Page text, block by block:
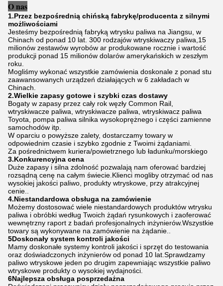
O nas
1.Przez bezpośrednią chińską fabrykę/producenta z silnymi
możliwościami
Jesteśmy bezpośrednią fabryką wtrysku paliwa na Jiangsu, w
Chinach od ponad 10 lat. 300 rodzajów wtryskiwaczy paliwa,15
milionów zestawów wyrobów ar produkowane rocznie i wartość
produkcji ponad 15 milionów dolarów amerykańskich w zeszłym
roku.
Mogliśmy wykonać wszystkie zamówienia doskonale z ponad stu
zaawansowanych urządzeń działających w 6 zakładach w
Chinach.
2.Wielkie zapasy gotowe i szybki czas dostawy
Bogaty w zapasy przez cały rok węzły Common Rail,
wtryskiwacze paliwa, wtryskiwacze paliwa, wtryskiwacz paliwa
Toyota, pompa paliwa silnika wysokoprężnego i części zamienne
samochodów itp.
W oparciu o powyższe zalety, dostarczamy towary w
odpowiednim czasie i szybko zgodnie z Twoimi żądaniami.
Za pośrednictwem kuriera/powietrznego lub ładunku/morskiego
3.Konkurencyjna cena
Duże zapasy i silna zdolność pozwalają nam oferować bardziej
rozsądną cenę na całym świecie.Klienci mogliby otrzymać od nas
wysokiej jakości paliwo, produkty wtryskowe, przy atrakcyjnej
cenie..
4.Niestandardowa obsługa na zamówienie
Możemy dostosować wiele niestandardowych produktów wtrysku
paliwa i obróbki według Twoich żądań rysunkowych i zaoferować
wewnętrzny raport z badań profesjonalnych inżynierów.Wszystkie
towary są wykonywane na zamówienie na żądanie..
5Doskonały system kontroli jakości
Mamy doskonałe systemy kontroli jakości i sprzęt do testowania
oraz doświadczonych inżynierów od ponad 10 lat.Sprawdzamy
paliwo wtryskowe jeden po drugim zapewniając wszystkie paliwo
wtryskowe produkty o wysokiej wydajności.
6Najlepsza obsługa posprzedażna